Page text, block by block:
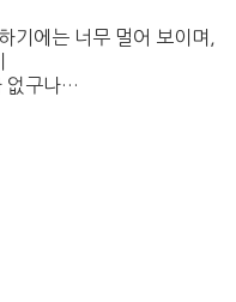
기에는 너무 멀어 보이며,
없구나…